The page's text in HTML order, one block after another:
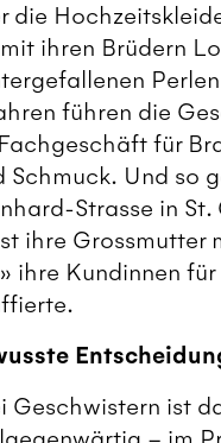
die
ihren Brüdern
führen die
für
Schmuck. Und so
Strasse in St.
ihre Grossmutter
ihre Kundinnen für
Geschwistern ist